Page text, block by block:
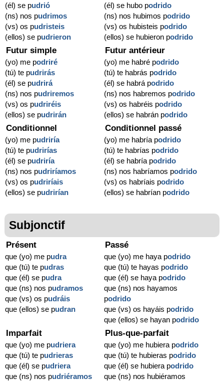
(él) se pudrió
(ns) nos pudrimos
(vs) os pudristeis
(ellos) se pudrieron
(él) se hubo podrido
(ns) nos hubimos podrido
(vs) os hubisteis podrido
(ellos) se hubieron podrido
Futur simple
(yo) me podriré
(tú) te pudrirás
(él) se pudrirá
(ns) nos pudriremos
(vs) os pudriréis
(ellos) se pudrirán
Futur antérieur
(yo) me habré podrido
(tú) te habrás podrido
(él) se habrá podrido
(ns) nos habremos podrido
(vs) os habréis podrido
(ellos) se habrán podrido
Conditionnel
(yo) me pudriría
(tú) te pudrirías
(él) se pudriría
(ns) nos pudriríamos
(vs) os pudriríais
(ellos) se pudrirían
Conditionnel passé
(yo) me habría podrido
(tú) te habrías podrido
(él) se habría podrido
(ns) nos habríamos podrido
(vs) os habríais podrido
(ellos) se habrían podrido
Subjonctif
Présent
que (yo) me pudra
que (tú) te pudras
que (él) se pudra
que (ns) nos pudramos
que (vs) os pudráis
que (ellos) se pudran
Passé
que (yo) me haya podrido
que (tú) te hayas podrido
que (él) se haya podrido
que (ns) nos hayamos
podrido
que (vs) os hayáis podrido
que (ellos) se hayan podrido
Imparfait
que (yo) me pudriera
que (tú) te pudrieras
que (él) se pudriera
que (ns) nos pudriéramos
Plus-que-parfait
que (yo) me hubiera podrido
que (tú) te hubieras podrido
que (él) se hubiera podrido
que (ns) nos hubiéramos